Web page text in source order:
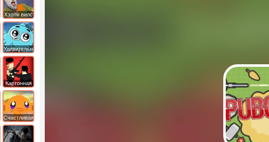
Хэппи вилс
Удивительный
мир
Гамбола
Картонная
башка
Счастливая
обезьянка